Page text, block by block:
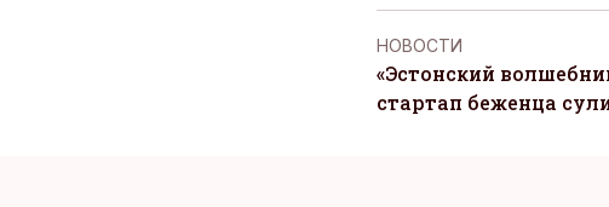
НОВОСТИ
«Эстонский
стартап беженца